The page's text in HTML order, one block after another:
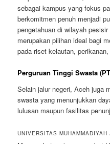
sebagai kampus yang fokus
berkomitmen penuh menjadi
pengetahuan di wilayah
merupakan pilihan ideal bagi
pada riset kelautan,
Perguruan Tinggi Swasta
Selain jalur negeri, Aceh juga
swasta yang menunjukkan
lulusan maupun fasilitas
UNIVERSITAS MUHAMMADIYAH